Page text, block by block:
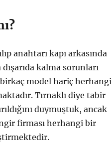
anahtarı kapı arkasında
kalma sorunları
model hariç herhangi
Tırnaklı diye tabir
duymuştuk, ancak
firması herhangi bir